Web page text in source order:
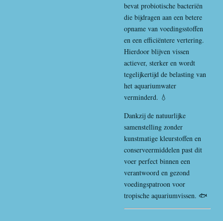
bevat probiotische bacteriën
die bijdragen aan een betere
opname van voedingsstoffen
en een efficiëntere vertering.
Hierdoor blijven vissen
actiever, sterker en wordt
tegelijkertijd de belasting van
het aquariumwater
verminderd. 💧
Dankzij de natuurlijke
samenstelling zonder
kunstmatige kleurstoffen en
conserveermiddelen past dit
voer perfect binnen een
verantwoord en gezond
voedingspatroon voor
tropische aquariumvissen. 🐟